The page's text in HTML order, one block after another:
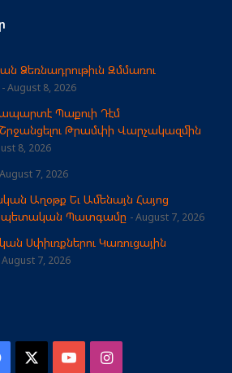
Ձեռնադրութիւն Զմմառու
August 8, 2026
Պաքուի Դէմ
Թրամփի Վարչակազմին
8, 2026
August 7, 2026
Աղօթք Եւ Ամենայն Հայոց
Պատգամը
August 7, 2026
Սփիւռքներու Կառուցային
August 7, 2026
Facebook YouTubeInstagram